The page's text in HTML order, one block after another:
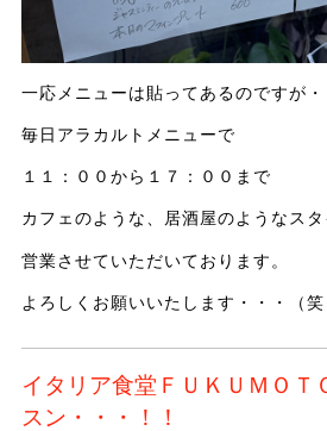
一応メニューは貼ってあるのですが・
毎日アラカルトメニューで
１１：００から１７：００まで
カフェのような、居酒屋のようなス
営業させていただいております。
よろしくお願いいたします・・・（笑
イタリア食堂ＦＵＫＵＭＯ
スン・・・！！